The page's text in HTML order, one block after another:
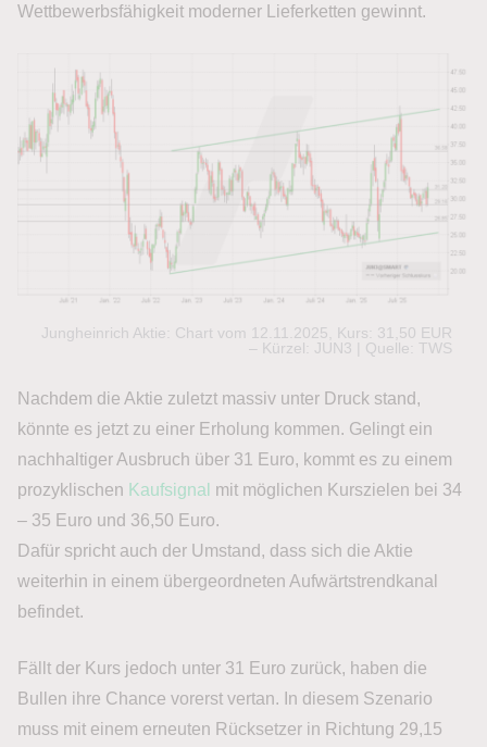
Wettbewerbsfähigkeit moderner Lieferketten gewinnt.
Jungheinrich Aktie: Chart vom 12.11.2025, Kurs: 31,50 EUR
– Kürzel: JUN3 | Quelle: TWS
Nachdem die Aktie zuletzt massiv unter Druck stand,
könnte es jetzt zu einer Erholung kommen. Gelingt ein
nachhaltiger Ausbruch über 31 Euro, kommt es zu einem
prozyklischen Kaufsignal mit möglichen Kurszielen bei 34
– 35 Euro und 36,50 Euro.
Dafür spricht auch der Umstand, dass sich die Aktie
weiterhin in einem übergeordneten Aufwärtstrendkanal
befindet.
Fällt der Kurs jedoch unter 31 Euro zurück, haben die
Bullen ihre Chance vorerst vertan. In diesem Szenario
muss mit einem erneuten Rücksetzer in Richtung 29,15